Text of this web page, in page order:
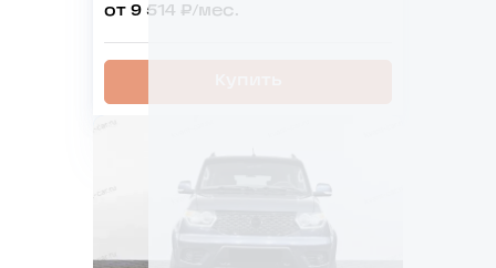
от 9 514 ₽/мес.